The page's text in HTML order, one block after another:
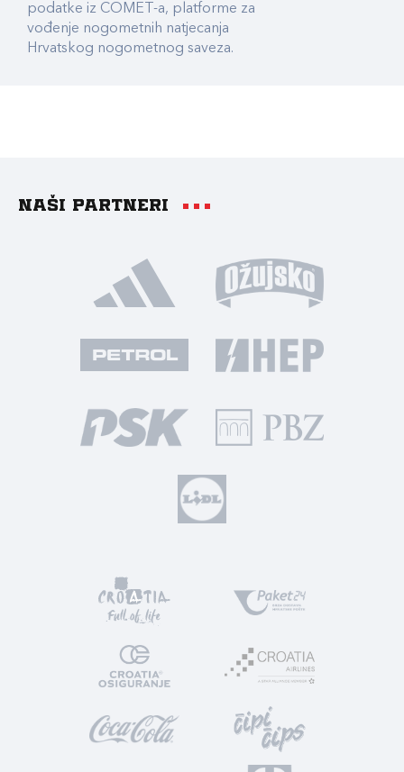
podatke iz COMET-a, platforme za
vođenje nogometnih natjecanja
Hrvatskog nogometnog saveza.
Naši partneri